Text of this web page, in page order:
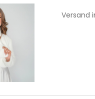
Versand